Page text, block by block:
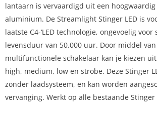
lantaarn is vervaardigd uit een
aluminium. De Streamlight Stinger LED is
laatste C4-‘LED technologie, ongevoelig
levensduur van 50.000 uur. Door middel
multifunctionele schakelaar kan je kiezen
high, medium, low en strobe. Deze Stinger
zonder laadsysteem, en kan worden
vervanging. Werkt op alle bestaande Stinger